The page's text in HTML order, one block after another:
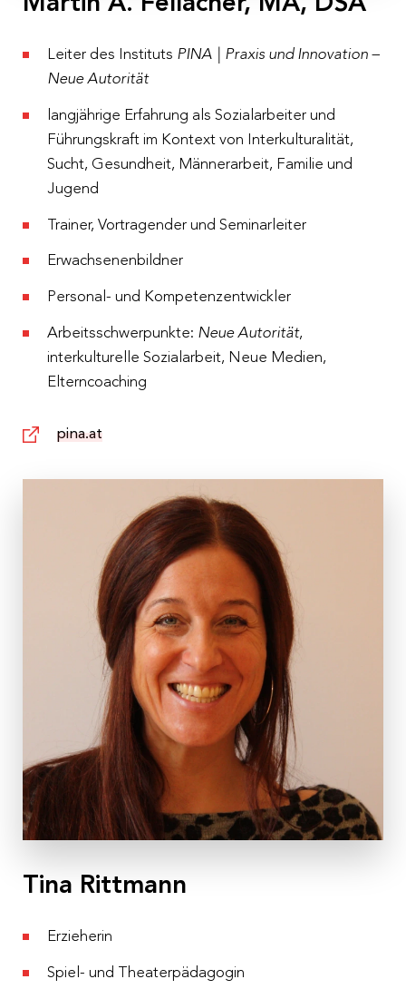
St. Virgil Salzburg, Ernst-Grein-Str. 14, 5026 Salzburg
22.09.2026
Anmeldung
Dies ist eine Veranstaltung mit unserem Partner, dem
geht eshier.
Weitere Termine:
Im kommenden Jahr findet ein weiterer
Grundlehrgangund 2028 ein
Leiter des Instituts PINA | Praxis und Innovation –
Neue Autorität
langjährige Erfahrung als Sozialarbeiter und
Führungskraft im Kontext von Interkulturalität,
Sucht, Gesundheit, Männerarbeit, Familie und
Jugend
Trainer, Vortragender und Seminarleiter
Erwachsenenbildner
Personal- und Kompetenzentwickler
Arbeitsschwerpunkte: Neue Autorität,
interkulturelle Sozialarbeit, Neue Medien,
Elterncoaching
pina.at
Tina Rittmann
Erzieherin
Spiel- und Theaterpädagogin